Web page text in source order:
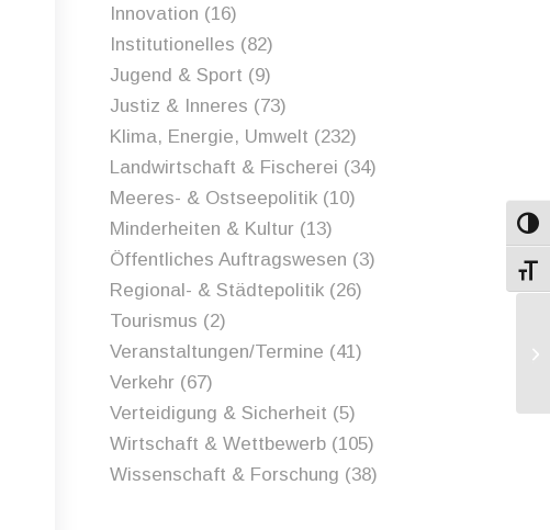
Innovation (16)
Institutionelles (82)
Jugend & Sport (9)
Justiz & Inneres (73)
Klima, Energie, Umwelt (232)
Landwirtschaft & Fischerei (34)
Meeres- & Ostseepolitik(10)
Minderheiten & Kultur(13)
Öffentliches Auftragswesen (3)
Regional- & Städtepolitik(26)
Tourismus (2)
Veranstaltungen/Termine (41)
Verkehr(67)
Verteidigung & Sicherheit (5)
Wirtschaft & Wettbewerb(105)
Wissenschaft & Forschung (38)